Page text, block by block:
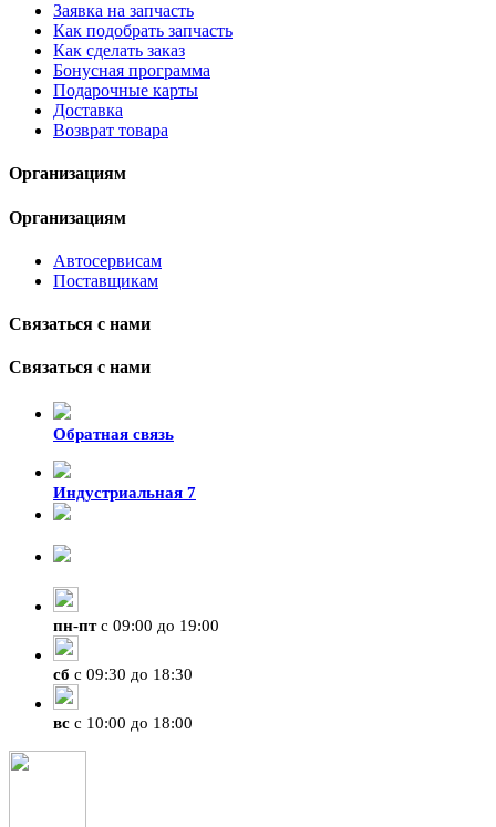
Заявка на запчасть
Как подобрать запчасть
Как сделать заказ
Бонусная программа
Подарочные карты
Доставка
Возврат товара
Организациям
Организациям
Автосервисам
Поставщикам
Связаться с нами
Связаться с нами
Обратная связь
Индустриальная 7
пн-птс 09:00 до 19:00
сб с 09:30 до 18:30
вс с 10:00 до 18:00